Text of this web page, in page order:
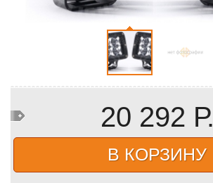
20 292 Р.
В КОРЗИНУ